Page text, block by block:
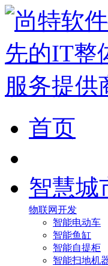
首页
智慧城
物联网开发
智能电动车
智能鱼缸
智能自提柜
智能扫地机